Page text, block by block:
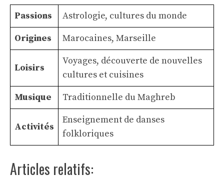
Passions
Astrologie, cultures du monde
Origines
Marocaines, Marseille
Loisirs
Voyages, découverte de nouvelles
cultures et cuisines
Musique
Traditionnelle du Maghreb
Activités
Enseignement de danses
folkloriques
Articles relatifs: